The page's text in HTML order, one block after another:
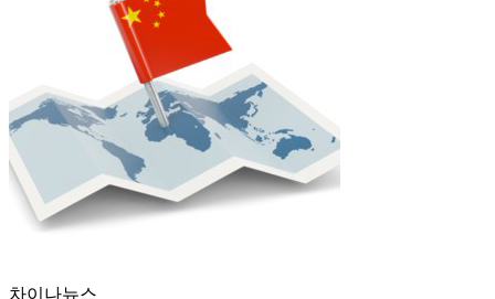
차이나뉴스